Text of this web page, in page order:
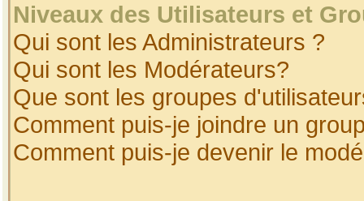
Niveaux des Utilisateurs et
Qui sont les Administrateurs ?
Qui sont les Modérateurs?
Que sont les groupes
Comment puis-je joindre un
Comment puis-je devenir le